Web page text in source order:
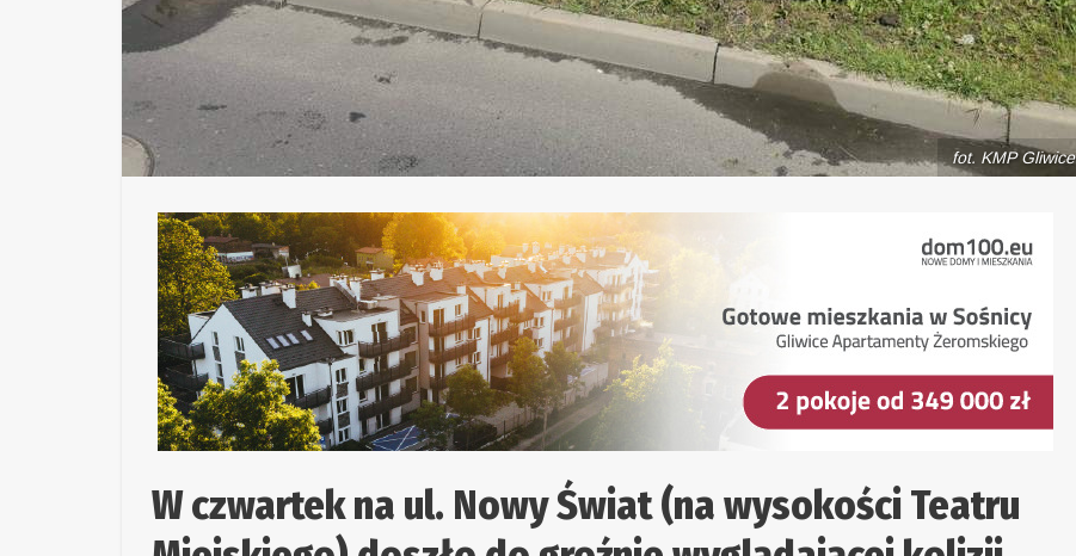
fot. KMP Gliwice
W czwartek na ul. Nowy Świat (na wysokości Teatru